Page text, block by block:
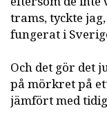
trams, tyckte
fungerat i
Och det gör det
på mörkret på
jämfört med